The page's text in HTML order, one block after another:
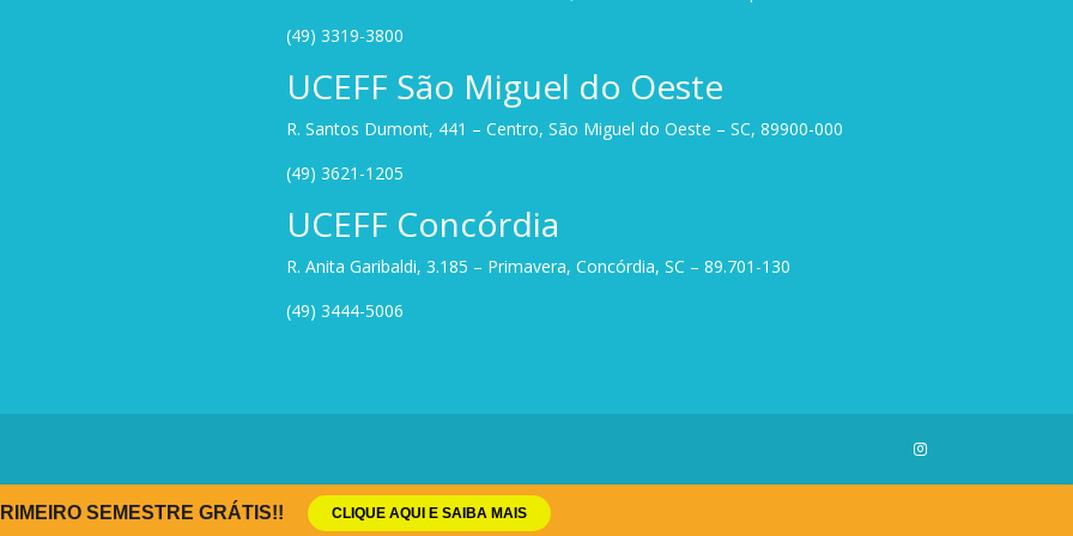
SEMESTRE GRÁTIS!! CLIQUE AQUI E SAIBA MAIS
(49) 3319-3800
UCEFF São Miguel do Oeste
R. Santos Dumont, 441 – Centro, São Miguel do Oeste – SC, 89900-000
(49) 3621-1205
UCEFF Concórdia
R. Anita Garibaldi, 3.185 – Primavera, Concórdia, SC – 89.701-130
(49) 3444-5006